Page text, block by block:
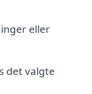
eller
det valgte